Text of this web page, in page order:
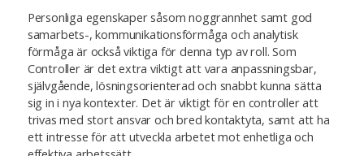
Personliga egenskaper såsom noggrannhet samt god
samarbets-, kommunikationsförmåga och analytisk
förmåga är också viktiga för denna typ av roll. Som
Controller är det extra viktigt att vara anpassningsbar,
självgående, lösningsorienterad och snabbt kunna sätta
sig in i nya kontexter. Det är viktigt för en controller att
trivas med stort ansvar och bred kontaktyta, samt att ha
ett intresse för att utveckla arbetet mot enhetliga och